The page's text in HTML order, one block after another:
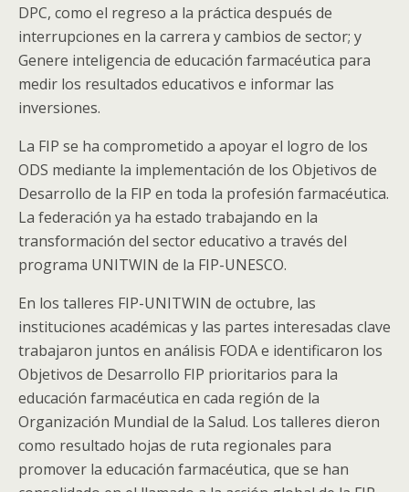
DPC, como el regreso a la práctica después de
interrupciones en la carrera y cambios de sector; y
Genere inteligencia de educación farmacéutica para
medir los resultados educativos e informar las
inversiones.
La FIP se ha comprometido a apoyar el logro de los
ODS mediante la implementación de los Objetivos de
Desarrollo de la FIP en toda la profesión farmacéutica.
La federación ya ha estado trabajando en la
transformación del sector educativo a través del
programa UNITWIN de la FIP-UNESCO.
En los talleres FIP-UNITWIN de octubre, las
instituciones académicas y las partes interesadas clave
trabajaron juntos en análisis FODA e identificaron los
Objetivos de Desarrollo FIP prioritarios para la
educación farmacéutica en cada región de la
Organización Mundial de la Salud. Los talleres dieron
como resultado hojas de ruta regionales para
promover la educación farmacéutica, que se han